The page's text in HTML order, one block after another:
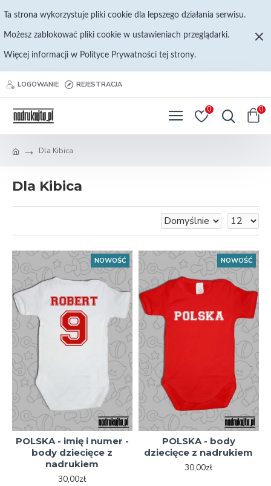
Ta strona wykorzystuje pliki cookie dla lepszego działania serwisu.
Możesz zablokować pliki cookie w ustawieniach przeglądarki.
Więcej informacji w Polityce Prywatności tej strony.
LOGOWANIE REJESTRACJA
0 0
Dla Kibica
Dla Kibica
NOWOŚĆ
POLSKA - imię i numer -
body dziecięce z
nadrukiem
30,00zł
NOWOŚĆ
POLSKA - body
dziecięce z nadrukiem
30,00zł